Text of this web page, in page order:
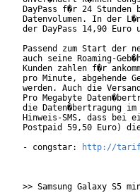
DayPass f�r 24
Datenvolumen. In der
der DayPass 14,90 Euro
Passend zum Start der
auch seine Roaming-
Kunden zahlen f�r
pro Minute, abgehende
werden. Auch die
Pro Megabyte
die Daten�bertragung
Hinweis-SMS, dass bei
Postpaid 59,50 Euro)
- congstar:
http://
>> Samsung Galaxy